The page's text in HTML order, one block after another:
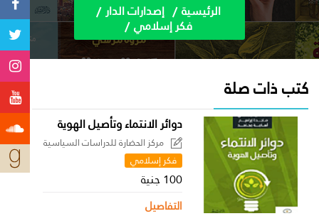
الرئيسية إصدارات الدار
فكر إسلامي
كتب ذات صلة
دوائر الانتماء وتأصيل الهوية
مركز الحضارة للدراسات السياسية
فكر إسلامي
100 جنية
التفاصيل